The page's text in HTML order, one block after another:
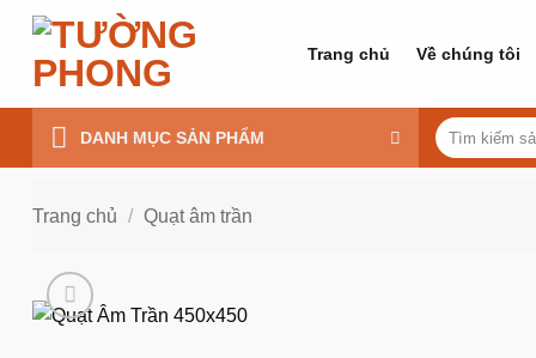
dung
Trang chủ Về chúng tôi
DANH MỤC SẢN PHẨM
Tìm
kiếm:
Trang chủ / Quạt âm trần